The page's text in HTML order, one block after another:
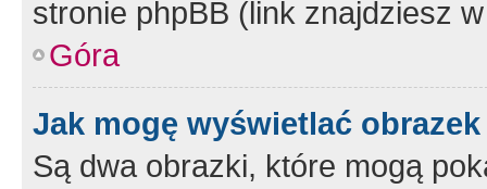
stronie phpBB (link znajdziesz
Góra
Jak mogę wyświetlać
Są dwa obrazki, które mogą